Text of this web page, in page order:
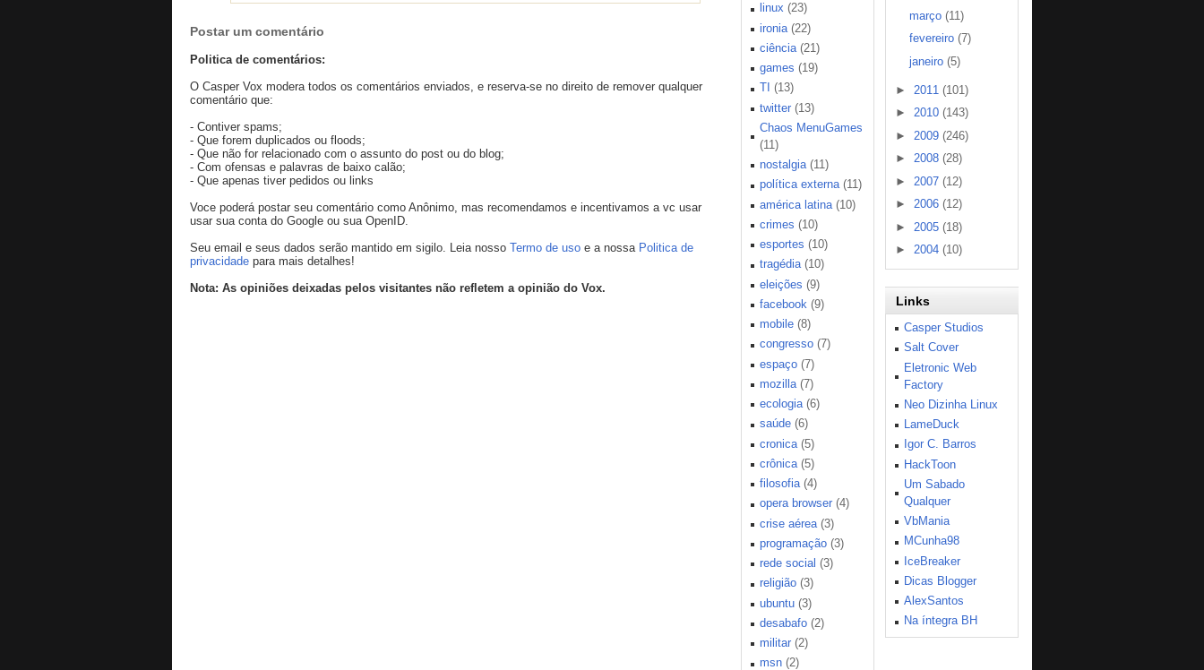
Postar um comentário
Politica de comentários:
O Casper Vox modera todos os comentários enviados, e reserva-se no direito de remover qualquer
comentário que:
- Contiver spams;
- Que forem duplicados ou floods;
- Que não for relacionado com o assunto do post ou do blog;
- Com ofensas e palavras de baixo calão;
- Que apenas tiver pedidos ou links
Voce poderá postar seu comentário como Anônimo, mas recomendamos e incentivamos a vc usar
usar sua conta do Google ou sua OpenID.
Seu email e seus dados serão mantido em sigilo. Leia nosso Termo de uso e a nossa Politica de
privacidade para mais detalhes!
Nota: As opiniões deixadas pelos visitantes não refletem a opinião do Vox.
linux (23)
ironia (22)
ciência (21)
games (19)
TI (13)
twitter (13)
Chaos MenuGames
(11)
nostalgia (11)
política externa (11)
américa latina (10)
crimes (10)
esportes (10)
tragédia (10)
eleições (9)
facebook (9)
mobile (8)
congresso (7)
espaço (7)
mozilla (7)
ecologia (6)
saúde (6)
cronica (5)
crônica (5)
filosofia (4)
opera browser (4)
crise aérea (3)
programação (3)
rede social (3)
religião (3)
ubuntu (3)
desabafo (2)
militar (2)
msn (2)
março (11)
fevereiro (7)
janeiro (5)
► 2011(101)
►2010(143)
► 2009(246)
►2008(28)
► 2007(12)
►2006(12)
► 2005(18)
►2004(10)
Links
Casper Studios
Salt Cover
Eletronic Web
Factory
Neo Dizinha Linux
LameDuck
Igor C. Barros
HackToon
Um Sabado
Qualquer
VbMania
MCunha98
IceBreaker
Dicas Blogger
AlexSantos
Na íntegra BH